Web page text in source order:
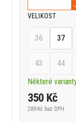
VELIKOST
36 37
43 44
Některé
350 Kč
289 Kč bez DPH